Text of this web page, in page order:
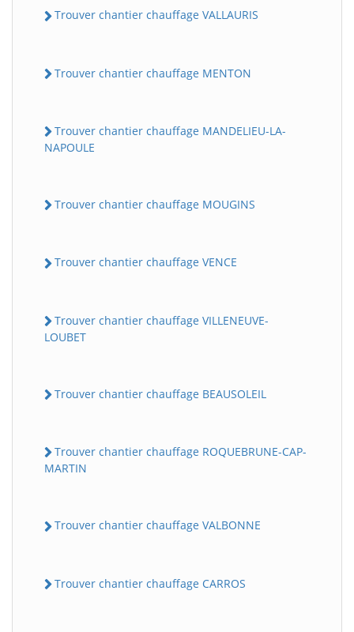
Trouver chantier chauffage VALLAURIS
Trouver chantier chauffage MENTON
Trouver chantier chauffage MANDELIEU-LA-
NAPOULE
Trouver chantier chauffage MOUGINS
Trouver chantier chauffage VENCE
Trouver chantier chauffage VILLENEUVE-
LOUBET
Trouver chantier chauffage BEAUSOLEIL
Trouver chantier chauffage ROQUEBRUNE-CAP-
MARTIN
Trouver chantier chauffage VALBONNE
Trouver chantier chauffage CARROS